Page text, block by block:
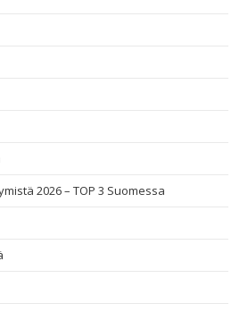
2026 – TOP 3 Suomessa